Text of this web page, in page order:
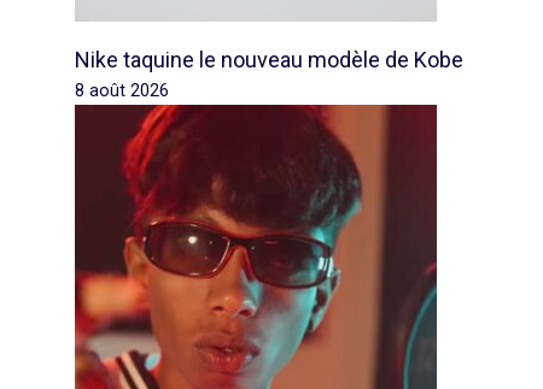
Nike taquine le nouveau modèle de Kobe
8 août 2026